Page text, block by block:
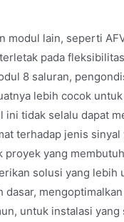
modul lain, seperti
pada
8 saluran,
lebih cocok
tidak selalu dapat
terhadap jenis
yang
solusi yang lebih
untuk instalasi yang